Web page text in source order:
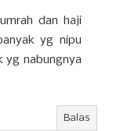
dan haji
yg nipu
yg nabungnya
Balas